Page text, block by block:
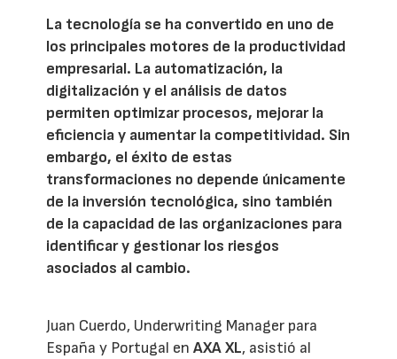
La tecnología se ha convertido en uno de
los principales motores de la productividad
empresarial. La automatización, la
digitalización y el análisis de datos
permiten optimizar procesos, mejorar la
eficiencia y aumentar la competitividad. Sin
embargo, el éxito de estas
transformaciones no depende únicamente
de la inversión tecnológica, sino también
de la capacidad de las organizaciones para
identificar y gestionar los riesgos
asociados al cambio.
Juan Cuerdo, Underwriting Manager para
España y Portugal enAXA XL, asistió al